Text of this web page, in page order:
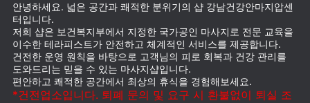
안녕하세요. 넓은 공간과 쾌적한 분위기의 샵 강남건강안마지압센
터입니다.
저희 샵은 보건복지부에서 지정한 국가공인 마사지로 전문 교육을
이수한 테라피스트가 안전하고 체계적인 서비스를 제공합니다.
건전한 운영 원칙을 바탕으로 고객님의 피로 회복과 건강 관리를
도와드리는 믿을 수 있는 마사지샵입니다.
편안하고 쾌적한 공간에서 최상의 휴식을 경험해보세요.
*건전업소입니다. 퇴폐 문의 및 요구 시 환불없이 퇴실 조